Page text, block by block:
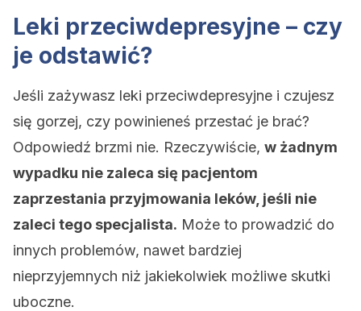
Leki przeciwdepresyjne – czy
je odstawić?
Jeśli zażywasz leki przeciwdepresyjne i czujesz
się gorzej, czy powinieneś przestać je brać?
Odpowiedź brzmi nie. Rzeczywiście, w żadnym
wypadku nie zaleca się pacjentom
zaprzestania przyjmowania leków, jeśli nie
zaleci tego specjalista. Może to prowadzić do
innych problemów, nawet bardziej
nieprzyjemnych niż jakiekolwiek możliwe skutki
uboczne.